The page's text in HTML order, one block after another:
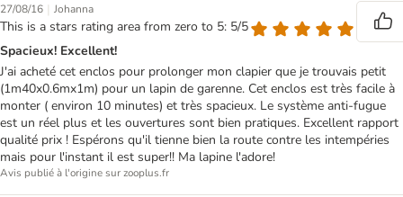
27/08/16 | Johanna
This is a stars rating area from zero to 5: 5/5
Spacieux! Excellent!
J'ai acheté cet enclos pour prolonger mon clapier que je trouvais petit
(1m40x0.6mx1m) pour un lapin de garenne. Cet enclos est très facile à
monter ( environ 10 minutes) et très spacieux. Le système anti-fugue
est un réel plus et les ouvertures sont bien pratiques. Excellent rapport
qualité prix ! Espérons qu'il tienne bien la route contre les intempéries
mais pour l'instant il est super!! Ma lapine l'adore!
Avis publié à l'origine sur zooplus.fr